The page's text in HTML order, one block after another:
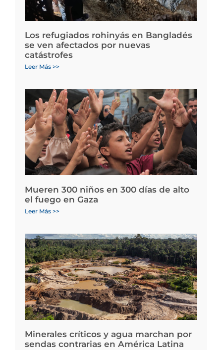
Los refugiados rohinyás en Bangladés
se ven afectados por nuevas
catástrofes
Leer Más >>
Mueren 300 niños en 300 días de alto
el fuego en Gaza
Leer Más >>
Minerales críticos y agua marchan por
sendas contrarias en América Latina